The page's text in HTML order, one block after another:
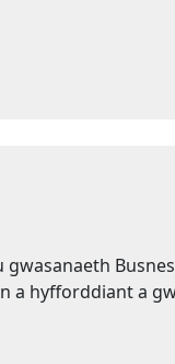
a hyfforddiant a